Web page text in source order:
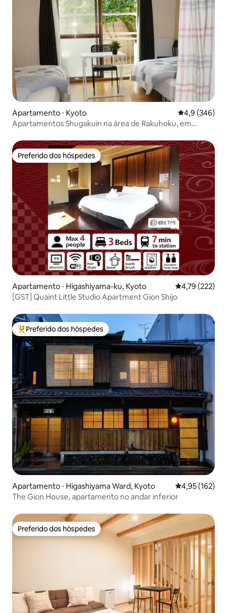
Apartamento ⋅ Kyoto 4,9 de uma
4,9 (346)
Apartamentos Shugakuin na área de Rakuhoku, em
Preferido dos hóspedes
Preferido dos hóspedes
Apartamento ⋅ Higashiyama-ku, Kyoto 4,79 de uma
4,79 (222)
[GST] Quaint Little Studio Apartment Gion Shijo
Entre os melhores preferidos dos hóspedes
Preferido dos hóspedes
Apartamento ⋅ Higashiyama Ward, Kyoto 4,95 de uma
4,95 (162)
The Gion House, apartamento no andar inferior
Preferido dos hóspedes
Preferido dos hóspedes